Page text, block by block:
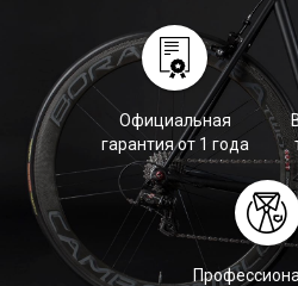
Официальная
гарантия от 1 года